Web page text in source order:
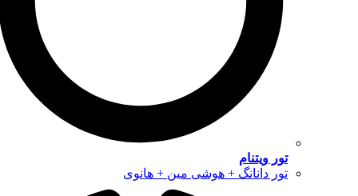
تور ویتنام
تور دانانگ + هوشی مین + هانوی